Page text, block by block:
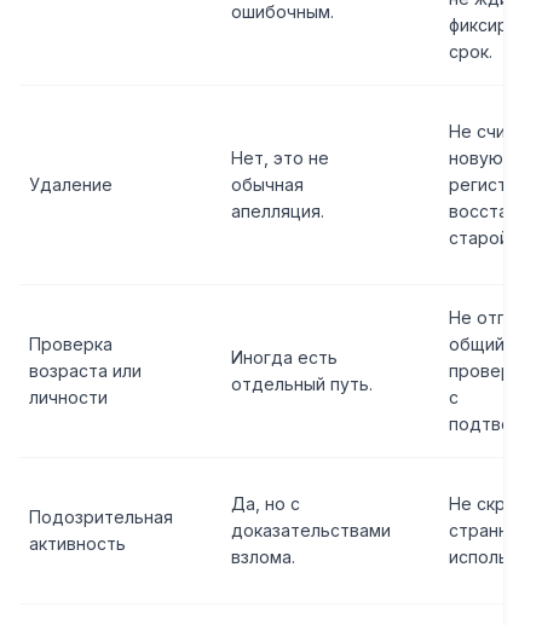
ошибочным.
срок.
Удаление
Нет, это не
обычная
апелляция.
Не
новую
старой
Проверка
возраста или
личности
Иногда есть
отдельный путь.
Не
общий
проверки
с
Подозрительная
активность
Да, но с
доказательствами
взлома.
Не
странный